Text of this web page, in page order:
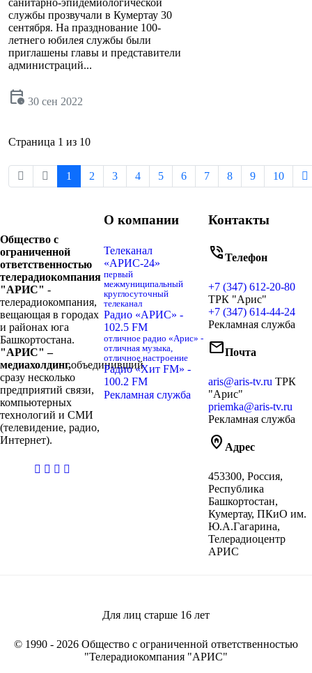
службы прозвучали в Кумертау 30
сентября. На празднование 100-
летнего юбилея службы были
приглашены главы и представители
администраций...
calendar_clock 30 сен 2022
Страница 1 из 10
1 2 3 4 5 6 7 8 9 10
Общество с
ограниченной
ответственностью
телерадиокомпания
"АРИС" -
телерадиокомпания,
вещающая в городах
и районах юга
Башкортостана.
"АРИС" –
медиахолдинг,объединивший
сразу несколько
предприятий связи,
компьютерных
технологий и СМИ
(телевидение, радио,
Интернет).
casibom
О компании
Телеканал
«АРИС-24»
первый
межмуниципальный
круглосуточный
телеканал
Радио «АРИС» -
102.5 FM
отличное радио «Арис» -
отличная музыка,
отличное настроение
Радио «Хит FM» -
100.2 FM
Рекламная служба
Контакты
phone_in_talkТелефон
+7 (347) 612-20-80
ТРК "Арис"
+7 (347) 614-44-24
Рекламная служба
mailПочта
aris@aris-tv.ru ТРК
"Арис"
priemka@aris-tv.ru
Рекламная служба
home_pin Адрес
453300, Россия,
Республика
Башкортостан,
Кумертау, ПКиО им.
Ю.А.Гагарина,
Телерадиоцентр
АРИС
Для лиц старше 16 лет
© 1990 - 2026 Общество с ограниченной ответственностью
"Телерадиокомпания "АРИС"